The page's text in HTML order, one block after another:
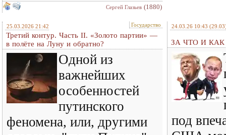
Сергей Глазьев (1880)
25.03.2026 21:42 Государство
Третий контур. Часть II. «Золото партии» —
в полёте на Луну и обратно?
Одной из
важнейших
особенностей
путинского
феномена, или, другими
24.03.26 10:43
ЗА ЧТО И
под